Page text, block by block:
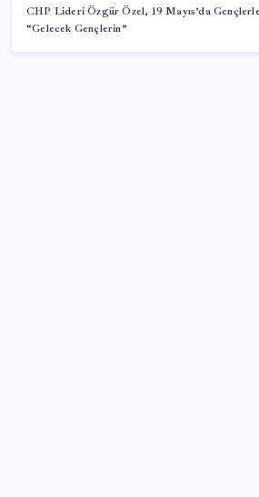
CHP Lideri Özgür Özel, 19 Mayıs’da
“Gelecek Gençlerin”